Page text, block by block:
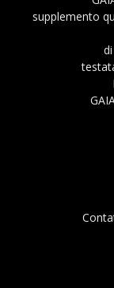
supplemento